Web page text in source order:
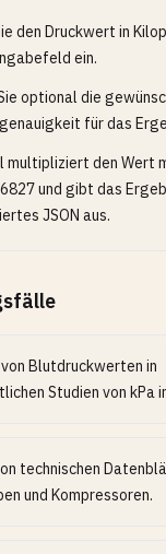
den Druckwert in
ein.
optional die
für das
multipliziert den Wert
und gibt das
JSON aus.
Blutdruckwerten in
Studien von kPa
technischen
und Kompressoren.